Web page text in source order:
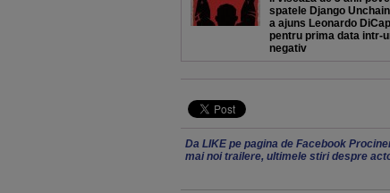
spatele Django
a ajuns Leonardo
pentru prima data intr-
negativ
Da LIKE pe pagina de Facebook
mai noi trailere, ultimele stiri despre